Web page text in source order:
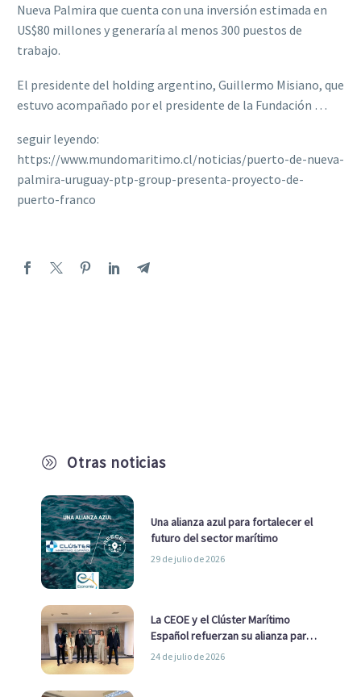
A Otras noticias
Una alianza azul para fortalecer el
futuro del sector marítimo
29 de julio de 2026
La CEOE y el Clúster Marítimo
Español refuerzan su alianza para
impulsar una estrategia Nacional
24 de julio de 2026
Nueva Palmira que cuenta con una inversión estimada en
US$80 millones y generaría al menos 300 puestos de
trabajo.
El presidente del holding argentino, Guillermo Misiano, que
estuvo acompañado por el presidente de la Fundación …
seguir leyendo:
https://www.mundomaritimo.cl/noticias/puerto-de-nueva-
palmira-uruguay-ptp-group-presenta-proyecto-de-
puerto-franco